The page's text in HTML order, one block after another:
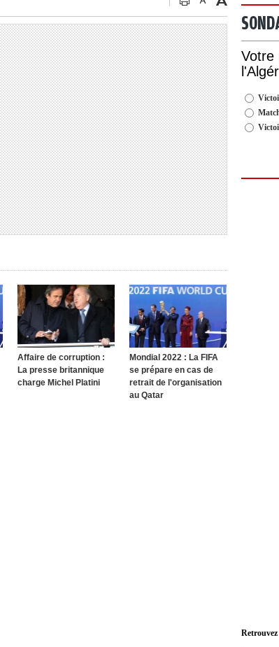
Affaire de corruption :
La presse britannique
charge Michel Platini
Mondial 2022 : La FIFA
se prépare en cas de
retrait de l'organisation
au Qatar
Votre